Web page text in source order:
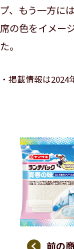
プ、もう一方に
席の色をイメー
た。
掲載情報は2024
前の